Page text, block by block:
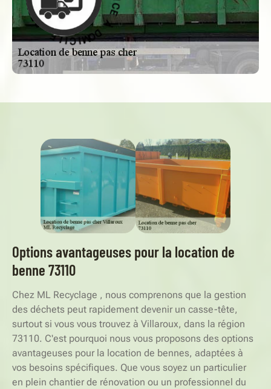
S
E
R
V
I
C
E D
O
M
I
C
I
L
E
-
Options avantageuses pour la location de
benne 73110
Chez ML Recyclage , nous comprenons que la gestion
des déchets peut rapidement devenir un casse-tête,
surtout si vous vous trouvez à Villaroux, dans la région
73110. C'est pourquoi nous vous proposons des options
avantageuses pour la location de bennes, adaptées à
vos besoins spécifiques. Que vous soyez un particulier
en plein chantier de rénovation ou un professionnel du